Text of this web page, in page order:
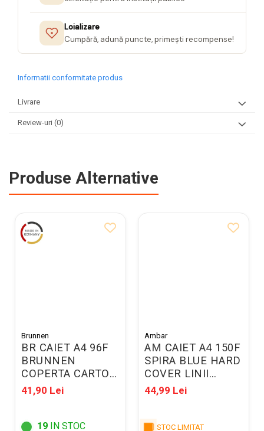
Loializare
Cumpără, adună puncte, primești recompense!
Informatii conformitate produs
Livrare
Review-uri (0)
Produse Alternative
Brunnen
BR CAIET A4 96F
BRUNNEN
COPERTA CARTON
MARO VELIN
4347070
41,90 Lei
19 IN STOC
Ambar
AM CAIET A4 150F
SPIRA BLUE HARD
COVER LINII
166833
44,99 Lei
STOC LIMITAT